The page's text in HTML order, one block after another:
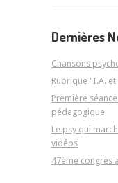
Dernières
Chansons
Rubrique "I.A.
Première
pédagogique
Le psy qui
vidéos
47ème congrès